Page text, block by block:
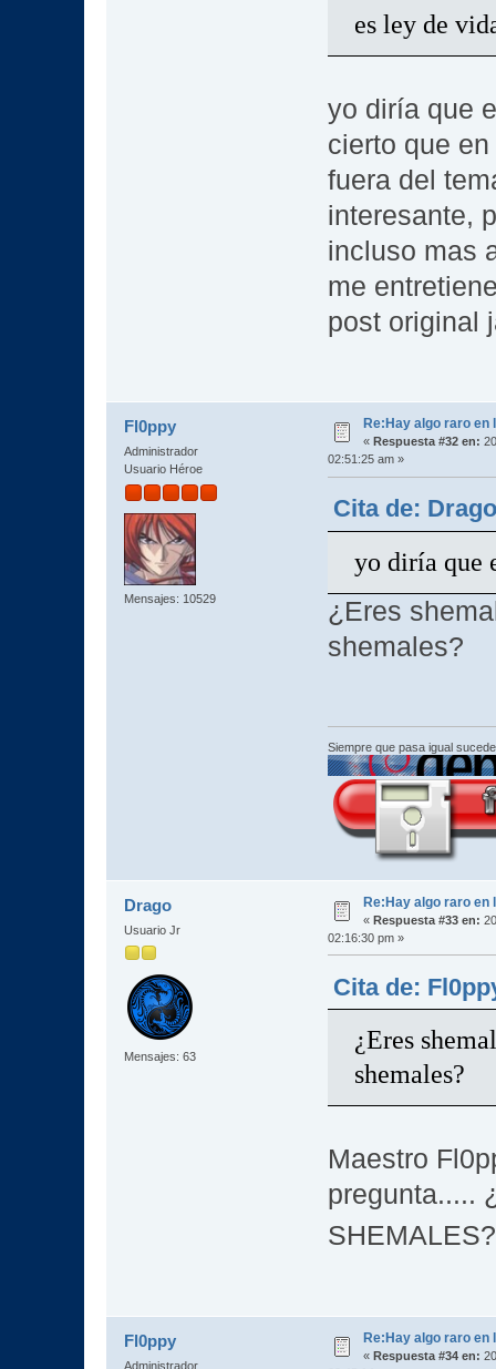
es ley de
yo diría que
cierto que
fuera del
interesante,
incluso mas
me
post
Fl0ppy
Administrador
Usuario Héroe
Mensajes: 10529
Re:Hay algo raro en
« Respuesta #32 en:
02:51:25 am »
Cita de:
yo diría que
¿Eres
shemales?
Siempre que pasa igual
Drago
Usuario Jr
Mensajes: 63
Re:Hay algo raro en
« Respuesta #33 en:
02:16:30 pm »
Cita de:
¿Eres
shemales?
Maestro
pregunta.....
Fl0ppy
Administrador
Re:Hay algo raro en
« Respuesta #34 en: